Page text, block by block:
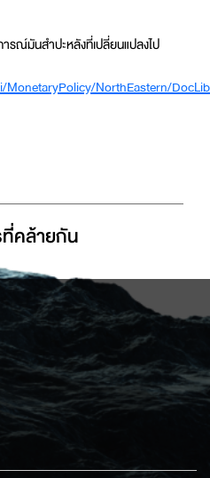
รณ์มันสำปะหลังที่เปลี่ยนแปลงไป
NorthEastern/
คล้ายกัน